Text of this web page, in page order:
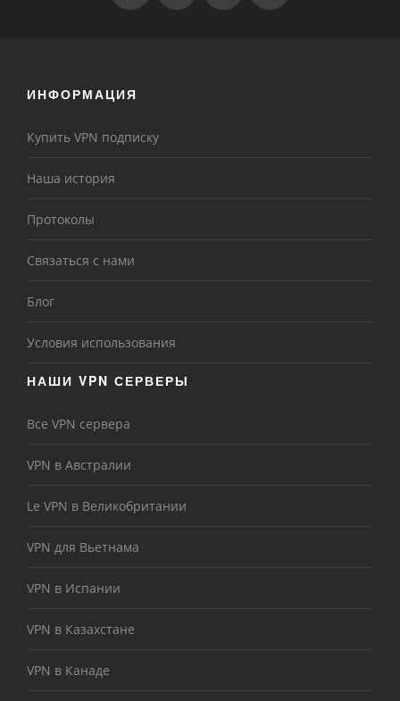
ИНФОРМАЦИЯ
Купить VPN подписку
Наша история
Протоколы
Связаться с нами
Блог
Условия использования
НАШИ VPN СЕРВЕРЫ
Все VPN сервера
VPN в Австралии
Le VPN в Великобритании
VPN для Вьетнама
VPN в Испании
VPN в Казахстане
VPN в Канаде